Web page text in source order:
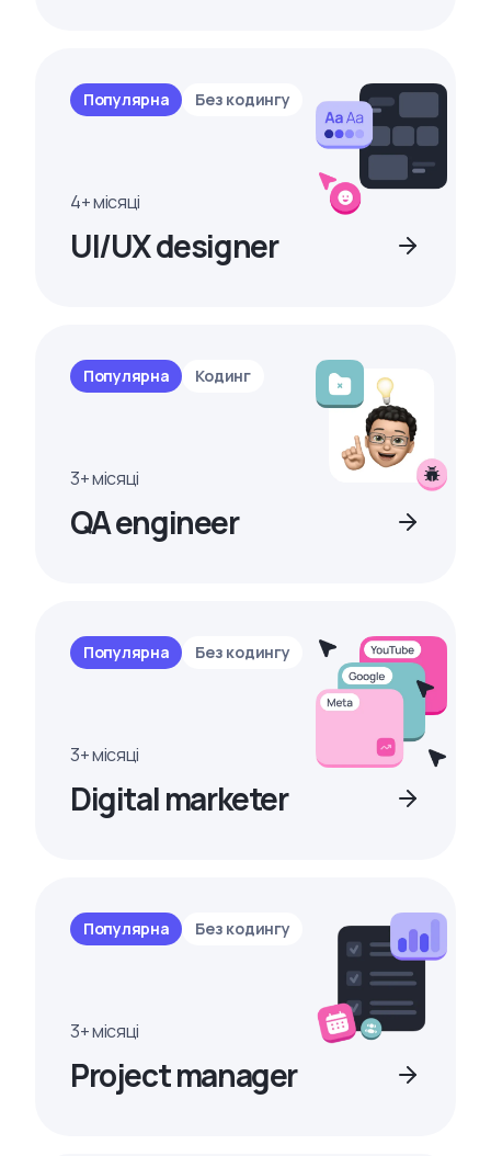
Популярна Без кодингу
4+ місяці
UI/UX designer
Популярна Кодинг
3+ місяці
QA engineer
Популярна Без кодингу
3+ місяці
Digital marketer
Популярна Без кодингу
3+ місяці
Project manager